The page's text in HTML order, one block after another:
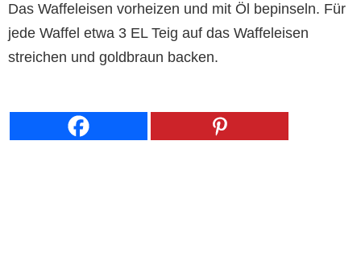
Das Waffeleisen vorheizen und mit Öl bepinseln. Für
jede Waffel etwa 3 EL Teig auf das Waffeleisen
streichen und goldbraun backen.